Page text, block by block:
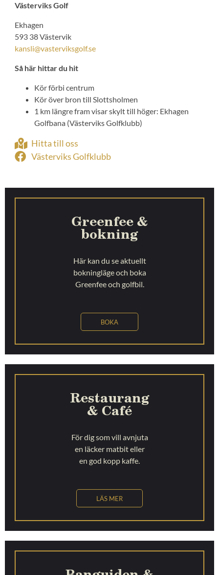
Västerviks Golf
Ekhagen
593 38 Västervik
kansli@vasterviksgolf.se
Så här hittar du hit
Kör förbi centrum
Kör över bron till Slottsholmen
1 km längre fram visar skylt till höger: Ekhagen
Golfbana (Västerviks Golfklubb)
Hitta till oss
Västerviks Golfklubb
Greenfee &
bokning
Här kan du se aktuellt
bokningläge och boka
Greenfee och golfbil.
BOKA
Restaurang
& Café
För dig som vill avnjuta
en läcker matbit eller
en god kopp kaffe.
LÄS MER